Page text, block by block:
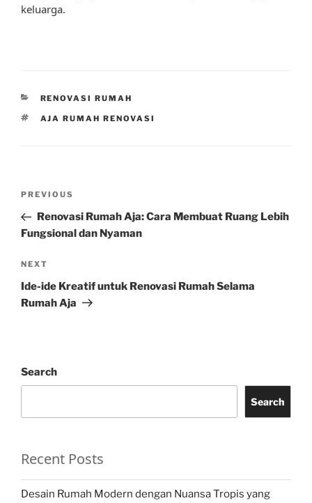
keluarga.
CATEGORIES
RENOVASI RUMAH
TAGS
AJA RUMAH RENOVASI
Previous
Post
PREVIOUS
Renovasi Rumah Aja: Cara Membuat Ruang Lebih
Fungsional dan Nyaman
Next
Post
NEXT
Ide-ide Kreatif untuk Renovasi Rumah Selama
Rumah Aja
Search
Search
Recent Posts
Desain Rumah Modern dengan Nuansa Tropis yang